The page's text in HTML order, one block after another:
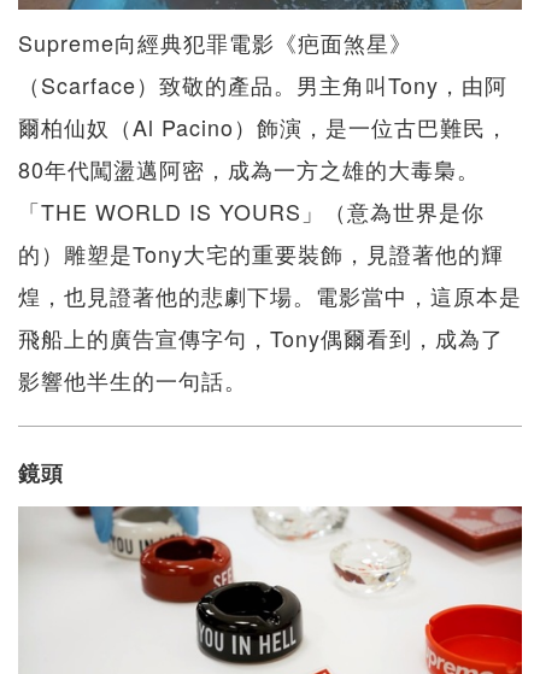
Supreme向經典犯罪電影《疤面煞星》
（Scarface）致敬的產品。男主角叫Tony，由阿
爾柏仙奴（Al Pacino）飾演，是一位古巴難民，
80年代闖盪邁阿密，成為一方之雄的大毒梟。
「THE WORLD IS YOURS」（意為世界是你
的）雕塑是Tony大宅的重要裝飾，見證著他的輝
煌，也見證著他的悲劇下場。電影當中，這原本是
飛船上的廣告宣傳字句，Tony偶爾看到，成為了
影響他半生的一句話。
鏡頭